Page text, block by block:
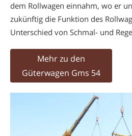
dem Rollwagen einnahm, wo er
zukünftig die Funktion des
Unterschied von Schmal- und
Mehr zu den
Güterwagen Gms 54